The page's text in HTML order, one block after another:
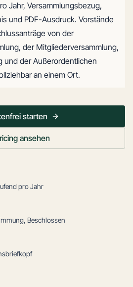
Jahr, Versammlungsbezug,
und PDF-Ausdruck. Vorstände
von der
der Mitgliederversammlung,
und der Außerordentlichen
an einem Ort.
starten
ansehen
pro Jahr
Beschlossen